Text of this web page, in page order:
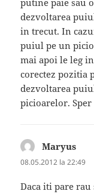
dezvoltarea
in trecut. In
puiul pe un
mai apoi le leg
corectez pozitia
dezvoltarea
picioarelor.
Maryus
08.05.2012 la 22:49
Daca iti pare rau